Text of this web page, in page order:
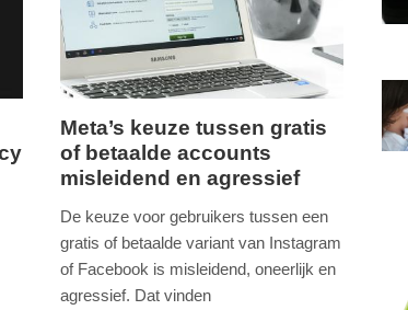
vrijdag,
1.
-
Meta’s keuze tussen gratis
of betaalde accounts
misleidend en agressief
De keuze voor gebruikers tussen een
gratis of betaalde variant van Instagram
of Facebook is misleidend, oneerlijk en
agressief. Dat vinden